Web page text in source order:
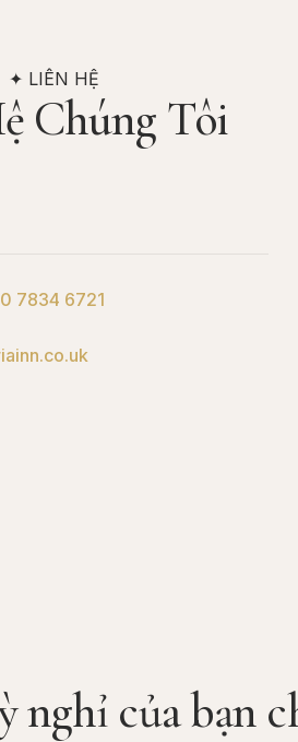
✦ LIÊN HỆ
Chúng Tôi
7834 6721
nghỉ của bạn